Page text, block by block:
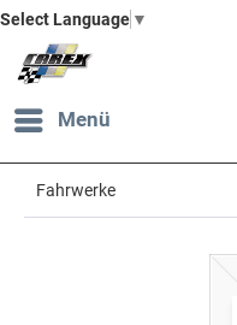
Select Language ▼
Menü
Fahrwerke